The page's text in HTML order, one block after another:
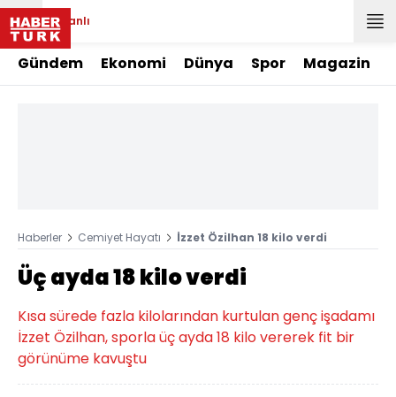
Canlı
Gündem Ekonomi Dünya Spor Magazin
Haberler Cemiyet Hayatı İzzet Özilhan 18 kilo verdi
Üç ayda 18 kilo verdi
Kısa sürede fazla kilolarından kurtulan genç işadamı
İzzet Özilhan, sporla üç ayda 18 kilo vererek fit bir
görünüme kavuştu